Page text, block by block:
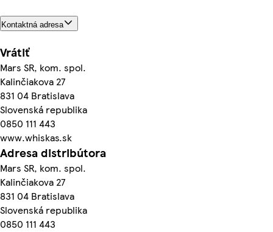
Kontaktná adresa
Vrátiť
Mars SR, kom. spol.
Kalinčiakova 27
831 04 Bratislava
Slovenská republika
0850 111 443
www.whiskas.sk
Adresa distribútora
Mars SR, kom. spol.
Kalinčiakova 27
831 04 Bratislava
Slovenská republika
0850 111 443